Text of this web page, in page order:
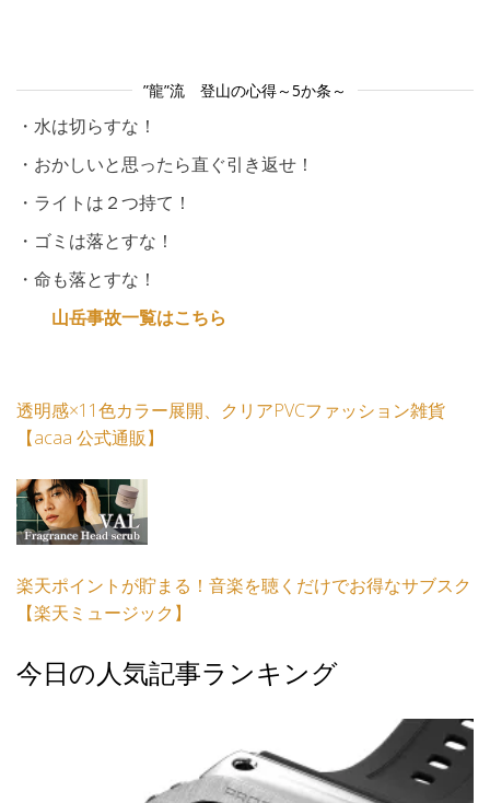
”龍”流 登山の心得～5か条～
・水は切らすな！
・おかしいと思ったら直ぐ引き返せ！
・ライトは２つ持て！
・ゴミは落とすな！
・命も落とすな！
山岳事故一覧はこちら
透明感×11色カラー展開、クリアPVCファッション雑貨
【acaa 公式通販】
楽天ポイントが貯まる！音楽を聴くだけでお得なサブスク
【楽天ミュージック】
今日の人気記事ランキング